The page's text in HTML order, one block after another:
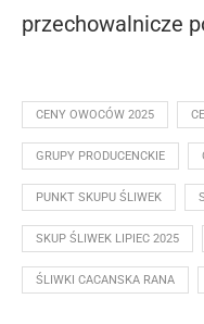
przechowalnicze
CENY OWOCÓW 2025
GRUPY PRODUCENCKIE
PUNKT SKUPU ŚLIWEK
SKUP ŚLIWEK LIPIEC 2025
ŚLIWKI CACANSKA RANA